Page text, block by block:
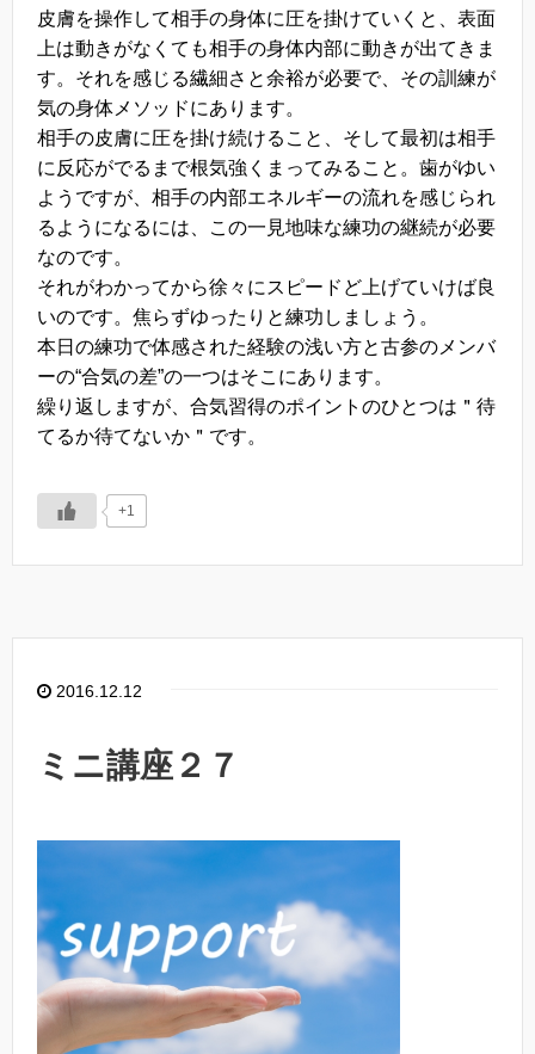
皮膚を操作して相手の身体に圧を掛けていくと、表面
上は動きがなくても相手の身体内部に動きが出てきま
す。それを感じる繊細さと余裕が必要で、その訓練が
気の身体メソッドにあります。
相手の皮膚に圧を掛け続けること、そして最初は相手
に反応がでるまで根気強くまってみること。歯がゆい
ようですが、相手の内部エネルギーの流れを感じられ
るようになるには、この一見地味な練功の継続が必要
なのです。
それがわかってから徐々にスピードど上げていけば良
いのです。焦らずゆったりと練功しましょう。
本日の練功で体感された経験の浅い方と古参のメンバ
ーの“合気の差”の一つはそこにあります。
繰り返しますが、合気習得のポイントのひとつは＂待
てるか待てないか＂です。
+1
2016.12.12
ミニ講座２７